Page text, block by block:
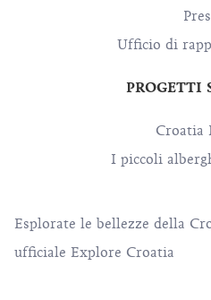
Ufficio di
PROGETTI
Croatia
I piccoli
Esplorate le bellezze della
ufficiale Explore Croatia